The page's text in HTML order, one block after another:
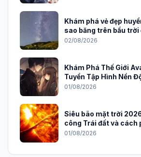
Khám phá vẻ đẹp
sao băng trên bầu trời
02/08/2026
Khám Phá Thế Giới
Tuyển Tập Hình Nền
2026
01/08/2026
Siêu bão mặt trời
công Trái đất và cách
01/08/2026